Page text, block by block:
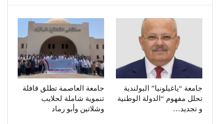
جامعة “ياغيلونيا” البولندية
تحلل مفهوم “الدولة الوطنية
و تجديد…
جامعة العاصمة تطلق قافلة
تنموية شاملة لحلايب
وشلاتين وأبو رماد